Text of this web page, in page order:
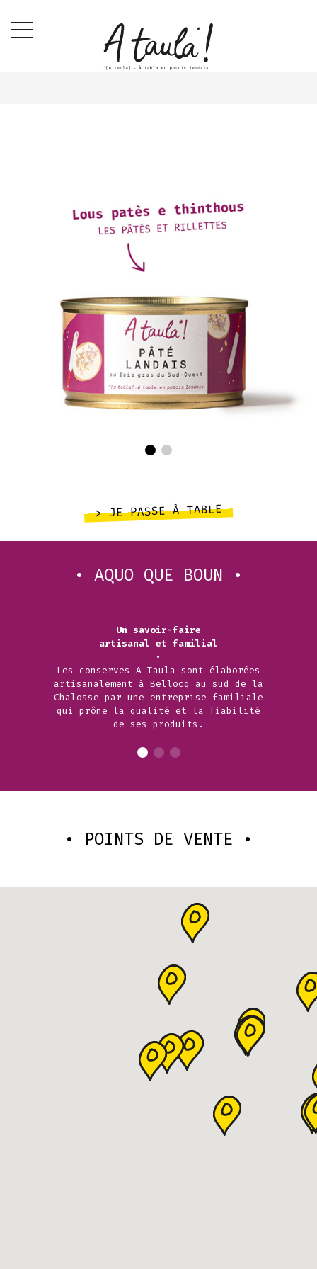
> JE PASSE À TABLE
• AQUO QUE BOUN •
Un savoir-faire
artisanal et familial
•
Les conserves A Taula sont élaborées
artisanalement à Bellocq au sud de la
Chalosse par une entreprise familiale
qui prône la qualité et la fiabilité
de ses produits.
• POINTS DE VENTE •